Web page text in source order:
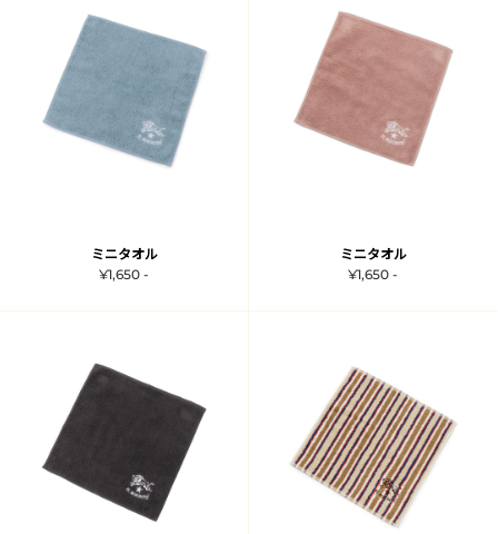
ミニタオル
¥1,650 -
ミニタオル
¥1,650 -